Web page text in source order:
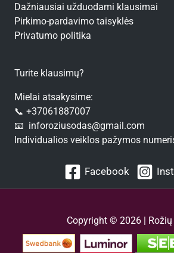
Dažniausiai užduodami klausimai
Pirkimo-pardavimo taisyklės
Privatumo politika
Turite klausimų?
Mielai atsakysime:
📞 +37061887007
📧 inforoziusodas@gmail.com
Individualios veiklos pažymos
Facebook
Copyright © 2026 |